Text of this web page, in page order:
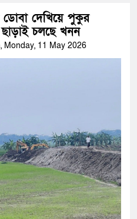
দেখিয়ে পুকুর
চলছে খনন
11 May 2026